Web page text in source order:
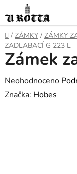
na
obsah
DOMŮ
/ ZÁMKY / ZÁMKY
ZADLABACÍ G 223 L
Zámek
Průměrné
hodnocení
Neohodnoceno
Značka: Hobes